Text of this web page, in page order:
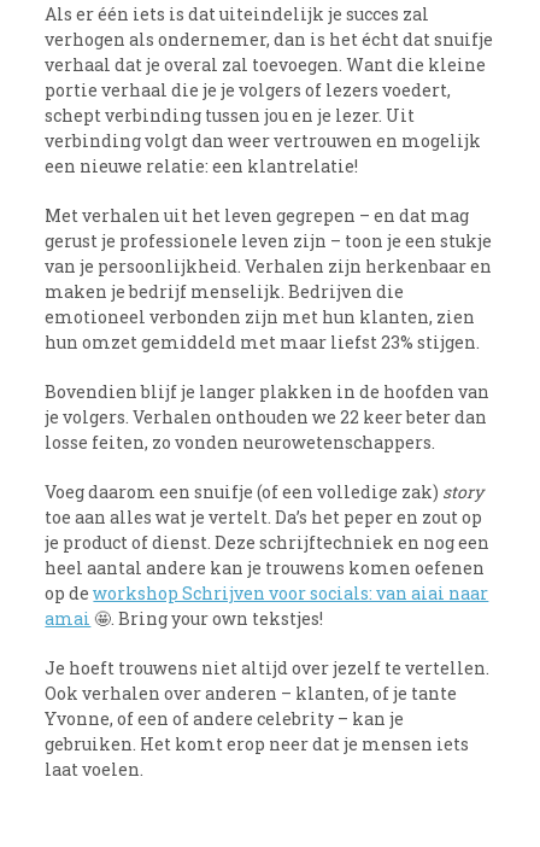
Als er één iets is dat uiteindelijk je succes zal
verhogen als ondernemer, dan is het écht dat snuifje
verhaal dat je overal zal toevoegen. Want die kleine
portie verhaal die je je volgers of lezers voedert,
schept verbinding tussen jou en je lezer. Uit
verbinding volgt dan weer vertrouwen en mogelijk
een nieuwe relatie: een klantrelatie!
Met verhalen uit het leven gegrepen – en dat mag
gerust je professionele leven zijn – toon je een stukje
van je persoonlijkheid. Verhalen zijn herkenbaar en
maken je bedrijf menselijk. Bedrijven die
emotioneel verbonden zijn met hun klanten, zien
hun omzet gemiddeld met maar liefst 23% stijgen.
Bovendien blijf je langer plakken in de hoofden van
je volgers. Verhalen onthouden we 22 keer beter dan
losse feiten, zo vonden neurowetenschappers.
Voeg daarom een snuifje (of een volledige zak) story
toe aan alles wat je vertelt. Da’s het peper en zout op
je product of dienst. Deze schrijftechniek en nog een
heel aantal andere kan je trouwens komen oefenen
op deworkshop Schrijven voor socials: van aiai naar
amai 🤩. Bring your own tekstjes!
Je hoeft trouwens niet altijd over jezelf te vertellen.
Ook verhalen over anderen – klanten, of je tante
Yvonne, of een of andere celebrity – kan je
gebruiken. Het komt erop neer dat je mensen iets
laat voelen.